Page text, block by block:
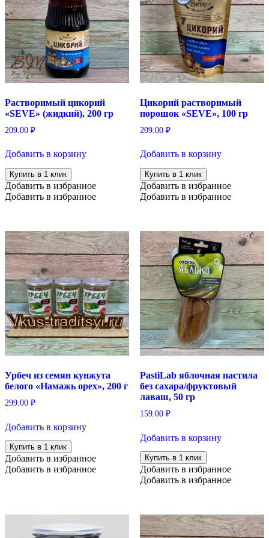
Растворимый цикорий
«SEVE» (жидкий), 200 гр
209.00 ₽
Добавить в корзину
Купить в 1 клик
Добавить в избранное
Добавить в избранное
Цикорий растворимый
порошок «SEVE», 100 гр
209.00 ₽
Добавить в корзину
Купить в 1 клик
Добавить в избранное
Добавить в избранное
Урбеч из семян кунжута
белого «Намажь орех», 200 г
299.00 ₽
Добавить в корзину
Купить в 1 клик
Добавить в избранное
Добавить в избранное
PastiLab яблочная пастила
без сахара/фруктовый
лаваш, 50 гр
159.00 ₽
Добавить в корзину
Купить в 1 клик
Добавить в избранное
Добавить в избранное